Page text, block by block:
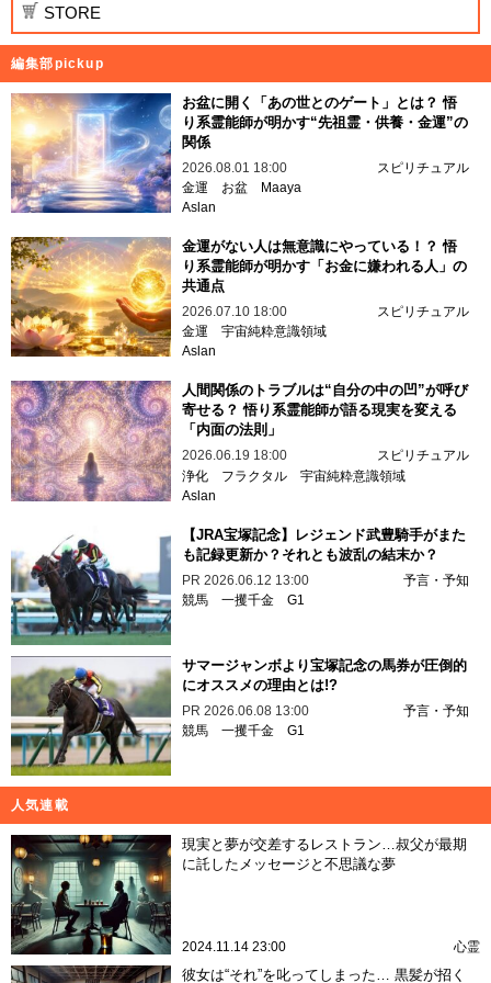
STORE
編集部pickup
お盆に開く「あの世とのゲート」とは？ 悟
り系霊能師が明かす“先祖霊・供養・金運”の
関係
2026.08.01 18:00
スピリチュアル
金運
お盆
Maaya
Aslan
金運がない人は無意識にやっている！？ 悟
り系霊能師が明かす「お金に嫌われる人」の
共通点
2026.07.10 18:00
スピリチュアル
金運 宇宙純粋意識領域
Aslan
人間関係のトラブルは“自分の中の凹”が呼び
寄せる？ 悟り系霊能師が語る現実を変える
「内面の法則」
2026.06.19 18:00
スピリチュアル
浄化
フラクタル 宇宙純粋意識領域
Aslan
【JRA宝塚記念】レジェンド武豊騎手がまた
も記録更新か？それとも波乱の結末か？
PR 2026.06.12 13:00
予言・予知
競馬 一攫千金 G1
サマージャンボより宝塚記念の馬券が圧倒的
にオススメの理由とは!?
PR 2026.06.08 13:00
予言・予知
競馬 一攫千金 G1
人気連載
現実と夢が交差するレストラン…叔父が最期
に託したメッセージと不思議な夢
2024.11.14 23:00 心霊
彼女は“それ”を叱ってしまった… 黒髪が招く